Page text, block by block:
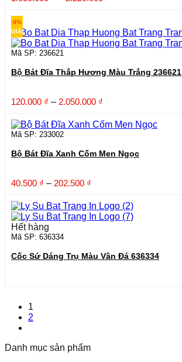
1.050.000 ₫
đến
2.220.000 ₫
-9%
GIẢM
Mã SP: 236621
Bộ Bát Đĩa Thắp Hương Màu Trắng 236621
120.000 ₫ – 2.050.000 ₫
từ
2.050.000 ₫
Mã SP: 233002
Bộ Bát Đĩa Xanh Cốm Men Ngọc
40.500 ₫ – 202.500 ₫
từ
40.500 ₫
Hết hàng
Mã SP: 636334
Cốc Sứ Dáng Trụ Màu Vân Đá 636334
1
2
Danh mục sản phẩm